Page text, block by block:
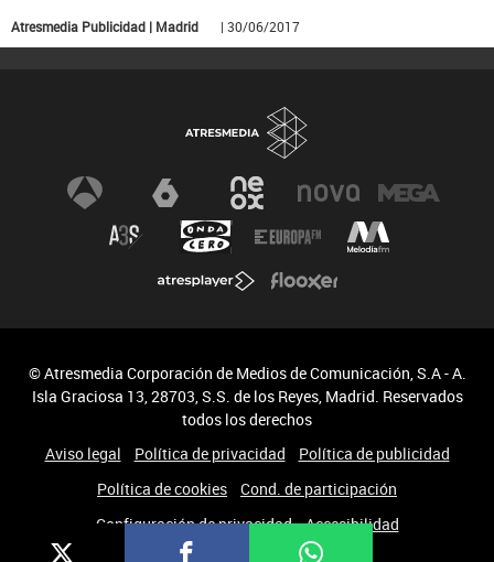
Atresmedia Publicidad | Madrid | 30/06/2017
© Atresmedia Corporación de Medios de Comunicación, S.A - A.
Isla Graciosa 13, 28703, S.S. de los Reyes, Madrid. Reservados
todos los derechos
Aviso legal
Política de privacidad
Política de publicidad
Política de cookies
Cond. de participación
Configuración de privacidad
Accesibilidad